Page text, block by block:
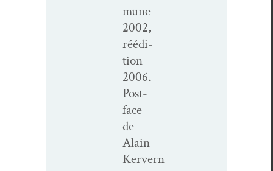
mune
2002,
réédi­
tion
2006.
Post­
face
de
Alain
Kervern